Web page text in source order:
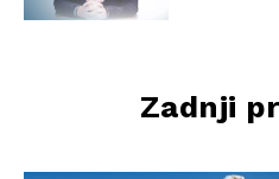
Zadnji